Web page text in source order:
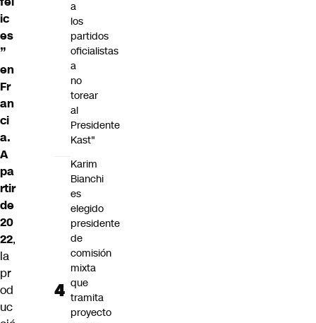
ic
es
”
en
Fr
an
ci
a.
A
pa
rtir
de
20
22,
la
pr
od
uc
a
los
partidos
oficialistas
a
no
torear
al
Presidente
Kast"
Karim
Bianchi
es
elegido
presidente
de
comisión
mixta
que
tramita
proyecto